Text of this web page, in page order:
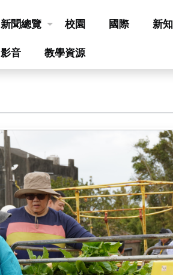
新聞總覽 校園 國際 新知
影音 教學資源